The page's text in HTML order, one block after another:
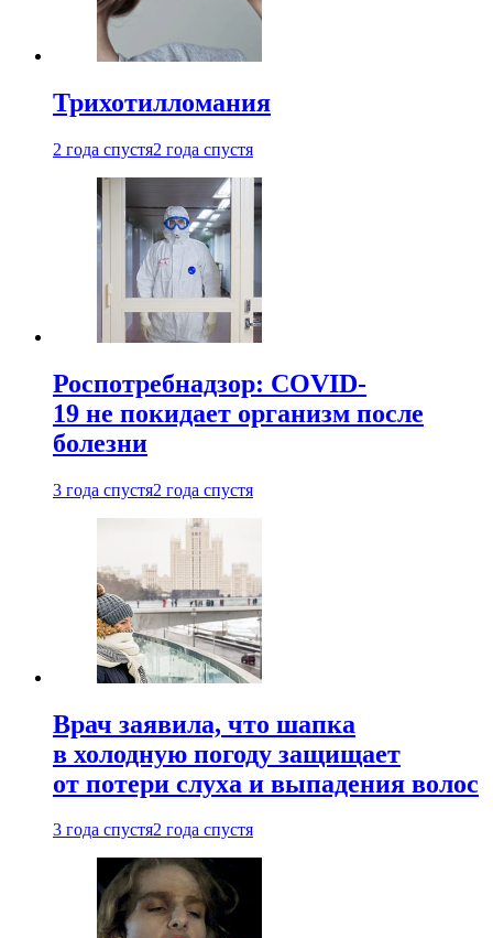
Трихотилломания
2 года спустя2 года спустя
Роспотребнадзор: COVID-
19 не покидает организм после
болезни
3 года спустя2 года спустя
Врач заявила, что шапка
в холодную погоду защищает
от потери слуха и выпадения волос
3 года спустя2 года спустя